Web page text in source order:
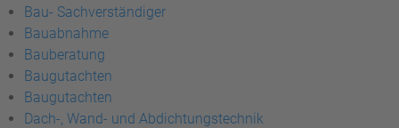
Bau- Sachverständiger
Bauabnahme
Bauberatung
Baugutachten
Baugutachten
Dach-, Wand- und Abdichtungstechnik